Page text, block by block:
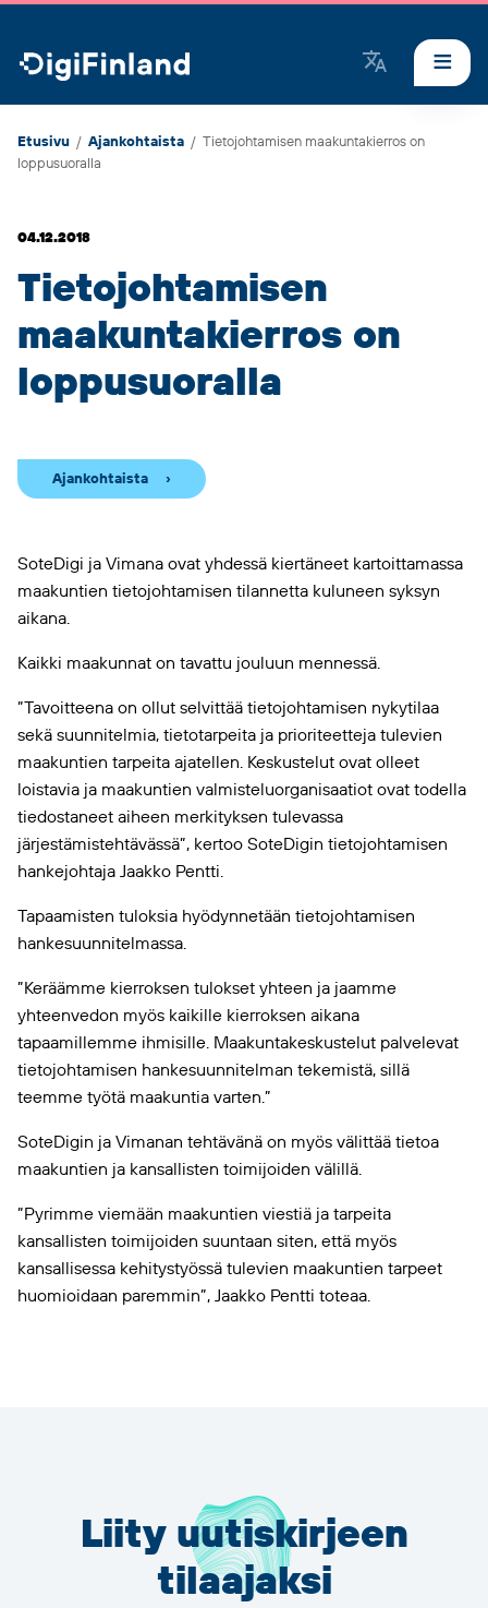
DigiFinland
Etusivu / Ajankohtaista / Tietojohtamisen maakuntakierros on
loppusuoralla
04.12.2018
Tietojohtamisen
maakuntakierros on
loppusuoralla
Ajankohtaista
SoteDigi ja Vimana ovat yhdessä kiertäneet kartoittamassa
maakuntien tietojohtamisen tilannetta kuluneen syksyn
aikana.
Kaikki maakunnat on tavattu jouluun mennessä.
”Tavoitteena on ollut selvittää tietojohtamisen nykytilaa
sekä suunnitelmia, tietotarpeita ja prioriteetteja tulevien
maakuntien tarpeita ajatellen. Keskustelut ovat olleet
loistavia ja maakuntien valmisteluorganisaatiot ovat todella
tiedostaneet aiheen merkityksen tulevassa
järjestämistehtävässä”, kertoo SoteDigin tietojohtamisen
hankejohtaja Jaakko Pentti.
Tapaamisten tuloksia hyödynnetään tietojohtamisen
hankesuunnitelmassa.
”Keräämme kierroksen tulokset yhteen ja jaamme
yhteenvedon myös kaikille kierroksen aikana
tapaamillemme ihmisille. Maakuntakeskustelut palvelevat
tietojohtamisen hankesuunnitelman tekemistä, sillä
teemme työtä maakuntia varten.”
SoteDigin ja Vimanan tehtävänä on myös välittää tietoa
maakuntien ja kansallisten toimijoiden välillä.
”Pyrimme viemään maakuntien viestiä ja tarpeita
kansallisten toimijoiden suuntaan siten, että myös
kansallisessa kehitystyössä tulevien maakuntien tarpeet
huomioidaan paremmin”, Jaakko Pentti toteaa.
Liity uutiskirjeen
tilaajaksi